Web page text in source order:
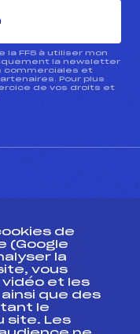
la FFS à utiliser mon
la newsletter
commerciales et
Pour plus
de vos droits et
de
(Google
la
vous
et les
que des
le
site. Les